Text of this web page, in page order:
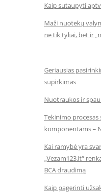
Kaip sutaupyti
Maži nuotekų
ne tik tyliai, bet ir
Geriausias
supirkimas
Nuotraukos ir
Tekinimo
komponentams –
Kai ramybė yra
„Vezam123.lt“
BCA draudimą
Kaip pagerinti